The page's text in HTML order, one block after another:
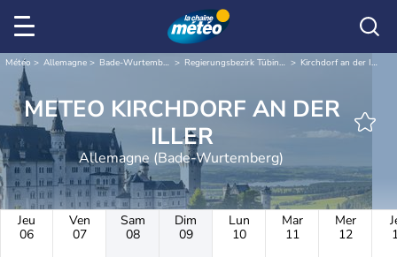
Météo Allemagne Bade-Wurtemberg Regierungsbezirk Tübingen Kirchdorf an der Iller
METEO KIRCHDORF AN DER
ILLER
Allemagne (Bade-Wurtemberg)
Jeu
06
Ven
07
Sam
08
Dim
09
Lun
10
Mar
11
Mer
12